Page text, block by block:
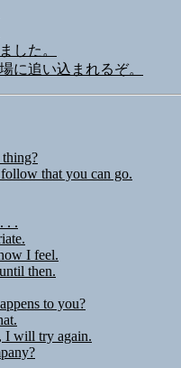
した。
に追い込まれるぞ。
that you can go.
. .
I feel.
then.
to you?
I will try again.